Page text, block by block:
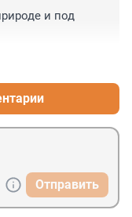
и под
Отправить